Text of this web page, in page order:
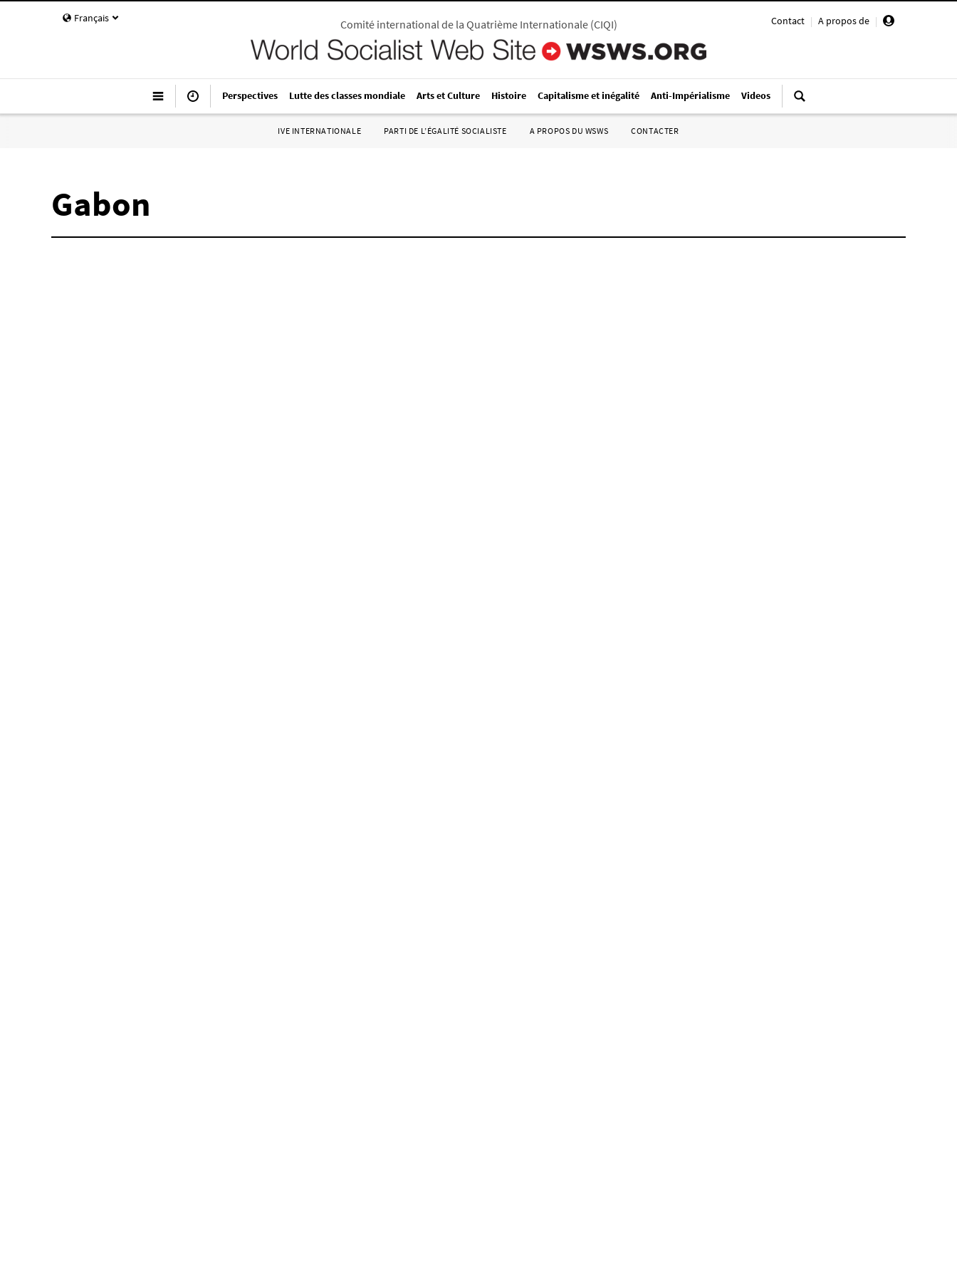
Français Contact | A propos de |
Comité international de la Quatrième Internationale(CIQI)
Perspectives Lutte des classes mondiale Arts et Culture Histoire Capitalisme et inégalité Anti-Impérialisme Videos
IVE INTERNATIONALE PARTI DE L’ÉGALITÉ SOCIALISTE A PROPOS DU WSWS CONTACTER
Gabon